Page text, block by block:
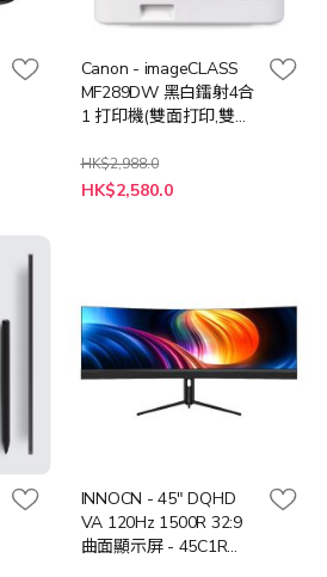
Canon - imageCLASS
MF289DW 黑白鐳射4合
1 打印機(雙面打印,雙面
HK$2,988.0
特
殊
HK$2,580.0
INNOCN - 45" DQHD
VA 120Hz 1500R 32:9
曲面顯示屏 - 45C1R